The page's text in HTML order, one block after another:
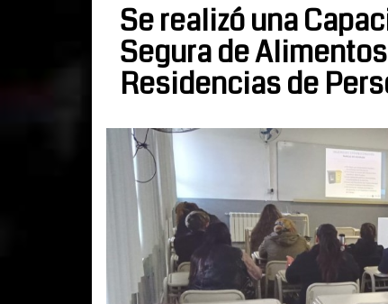
Se realizó una
Segura de
Residencias de